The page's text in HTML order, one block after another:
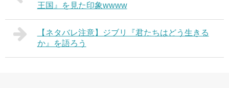
王国』を見た印象wwww
【ネタバレ注意】ジブリ『君たちはどう生きる
か』を語ろう